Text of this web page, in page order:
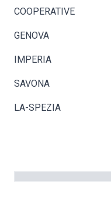
COOPERATIVE
GENOVA
IMPERIA
SAVONA
LA-SPEZIA